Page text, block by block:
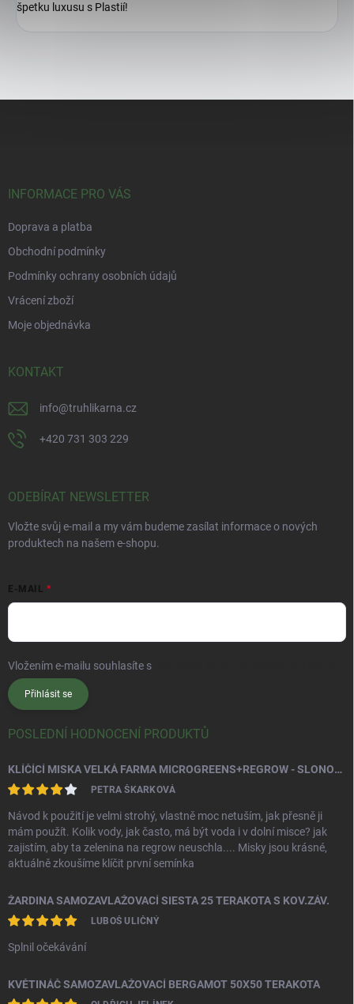
špetku luxusu s Plastií!
INFORMACE PRO VÁS
Doprava a platba
Obchodní podmínky
Podmínky ochrany osobních údajů
Vrácení zboží
Moje objednávka
KONTAKT
info@truhlikarna.cz
+420 731 303 229
ODEBÍRAT NEWSLETTER
Vložte svůj e-mail a my vám budeme zasílat informace o nových
produktech na našem e-shopu.
E-MAIL
Vložením e-mailu souhlasíte s
Přihlásit se
POSLEDNÍ HODNOCENÍ PRODUKTŮ
KLÍČÍCÍ MISKA VELKÁ FARMA MICROGREENS+REGROW - SLONOVÁ KOST
PETRA ŠKARKOVÁ
Návod k použití je velmi strohý, vlastně moc netuším, jak přesně ji
mám použít. Kolik vody, jak často, má být voda i v dolní misce? jak
zajistím, aby ta zelenina na regrow neuschla.... Misky jsou krásné,
aktuálně zkoušíme klíčit první semínka
ŽARDINA SAMOZAVLAŽOVACÍ SIESTA 25 TERAKOTA S KOV.ZÁV.
LUBOŠ ULIČNÝ
Splnil očekávání
KVĚTINÁČ SAMOZAVLAŽOVACÍ BERGAMOT 50X50 TERAKOTA